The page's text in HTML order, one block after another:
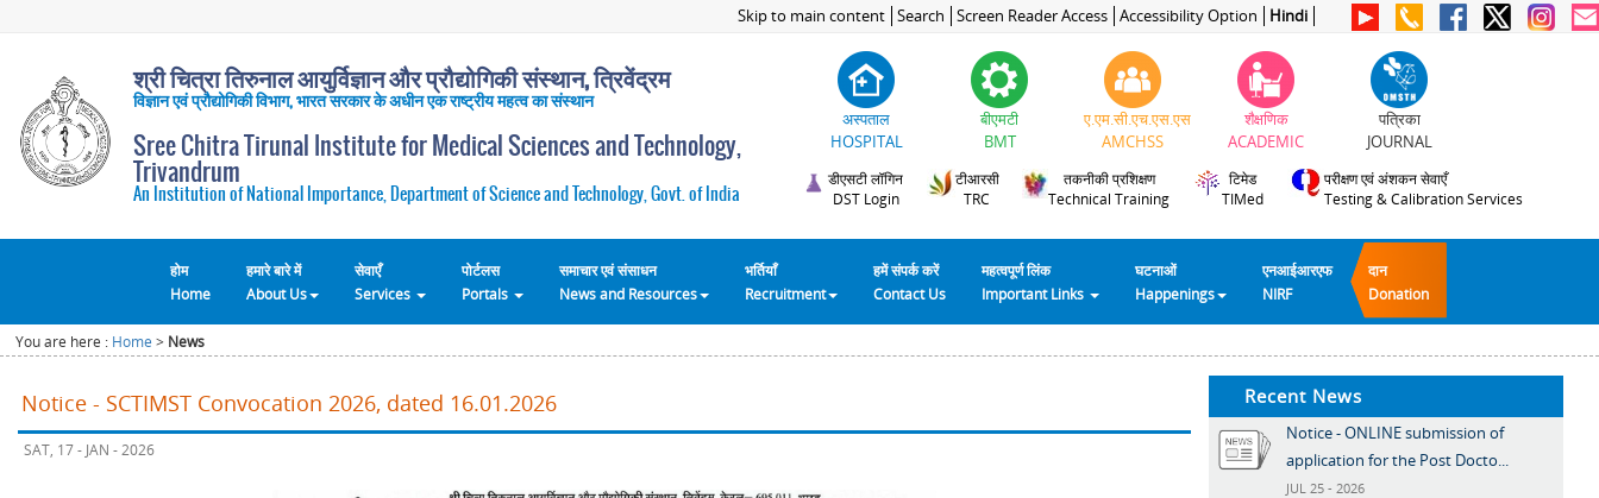
Skip to main content Search Screen Reader Access Accessibility Option Hindi
श्री चित्रा तिरुनाल आयुर्विज्ञान और प्रौद्योगिकी संस्थान, त्रिवेंद्रम
विज्ञान एवं प्रौद्योगिकी विभाग, भारत सरकार के अधीन एक राष्ट्रीय महत्व का संस्थान
Sree Chitra Tirunal Institute for Medical Sciences and Technology,
Trivandrum
An Institution of National Importance, Department of Science and Technology, Govt. of India
अस्पताल
HOSPITAL
बीएमटी
BMT
ए.एम.सी.एच.एस.एस
AMCHSS
शैक्षणिक
ACADEMIC
पत्रिका
JOURNAL
डीएसटी लॉगिन
DST Login
टीआरसी
TRC
तकनीकी प्रशिक्षण
Technical Training
टिमेड
TIMed
परीक्षण एवं अंशकन सेवाएँ
Testing & Calibration Services
होम
Home
हमारे बारे में
About Us
सेवाएँ
Services
पोर्टलस
Portals
समाचार एवं संसाधन
News and Resources
भर्तियाँ
Recruitment
हमें संपर्क करें
Contact Us
महत्वपूर्ण लिंक
Important Links
घटनाओं
Happenings
एनआईआरएफ
NIRF
दान
Donation
You are here : Home > News
Notice - SCTIMST Convocation 2026, dated 16.01.2026
SAT, 17 - JAN - 2026
Recent News
Notice - ONLINE submission of
application for the Post Docto...
JUL 25 - 2026